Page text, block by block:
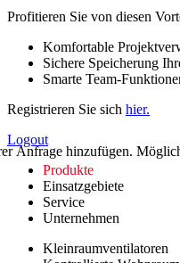
Profitieren Sie von diesen
Komfortable
Sichere Speicherung
Smarte Team-
Registrieren Sie sich hier.
Logout
Produkte
Einsatzgebiete
Service
Unternehmen
Kleinraumventilatoren
Anfrage hinzufügen.